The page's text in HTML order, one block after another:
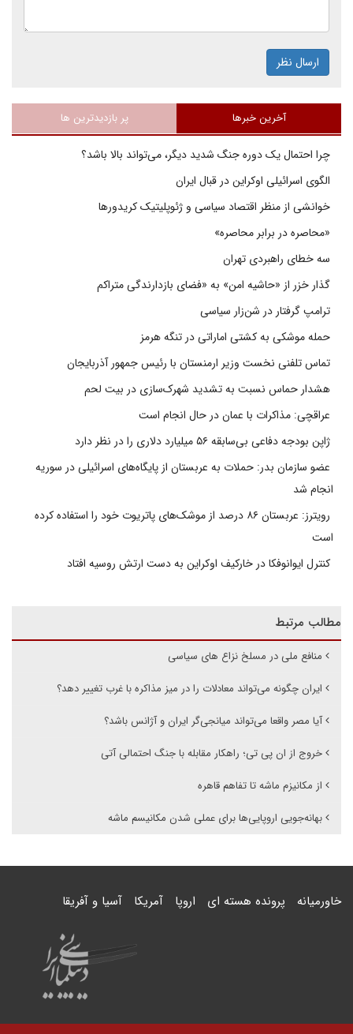
ارسال نظر
آخرین خبرها پر بازدیدترین ها
چرا احتمال یک دوره جنگ شدید دیگر، می‌تواند بالا باشد؟
الگوی اسرائیلی اوکراین در قبال ایران
خوانشی از منظر اقتصاد سیاسی و ژئوپلیتیک کریدورها
«محاصره در برابر محاصره»
سه خطای راهبردی تهران
گذار خزر از «حاشیه امن» به «فضای بازدارندگی متراکم
ترامپ گرفتار در شن‌زار سیاسی
حمله موشکی به کشتی اماراتی در تنگه هرمز
تماس تلفنی نخست وزیر ارمنستان با رئیس جمهور آذربایجان
هشدار حماس نسبت به تشدید شهرک‌سازی در بیت‌ لحم
عراقچی: مذاکرات با عمان در حال انجام است
ژاپن بودجه دفاعی بی‌سابقه ۵۶ میلیارد دلاری را در نظر دارد
عضو سازمان بدر: حملات به عربستان از پایگاه‌های اسرائیلی در سوریه
انجام شد
رویترز: عربستان ۸۶ درصد از موشک‌های پاتریوت خود را استفاده کرده
است
کنترل ایوانوفکا در خارکیف اوکراین به دست ارتش روسیه افتاد
مطالب مرتبط
منافع ملی در مسلخ نزاع های سیاسی
ایران چگونه می‌‌تواند معادلات را در میز مذاکره با غرب تغییر دهد؟
آیا مصر واقعا می‌تواند میانجی‌گر ایران و آژانس باشد؟
خروج از ان پی تی؛ راهکار مقابله با جنگ احتمالی آتی
از مکانیزم ماشه تا تفاهم قاهره
بهانه‌جویی اروپایی‌ها برای عملی شدن مکانیسم ماشه
خاورمیانه پرونده هسته ای اروپا آمریکا آسیا و آفریقا